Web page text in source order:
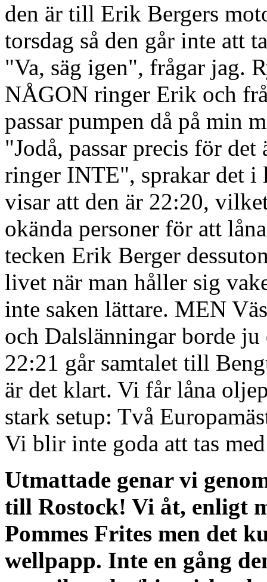
den är till Erik Bergers
torsdag så den går inte att
"Va, säg igen", frågar jag.
NÅGON ringer Erik och
passar pumpen då på min
"Jodå, passar precis för
ringer INTE", sprakar det i
visar att den är 22:20,
okända personer för att
tecken Erik Berger
livet när man håller sig
inte saken lättare. MEN
och Dalslänningar borde
22:21 går samtalet till
är det klart. Vi får låna
stark setup: Två
Vi blir inte goda att tas
Utmattade genar vi
till Rostock! Vi åt, enligt
Pommes Frites men det
wellpapp. Inte en gång